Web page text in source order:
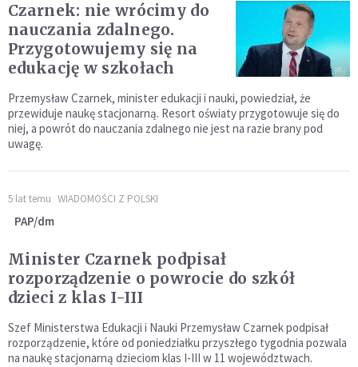
Czarnek: nie wrócimy do
nauczania zdalnego.
Przygotowujemy się na
edukację w szkołach
Przemysław Czarnek, minister edukacji i nauki, powiedział, że
przewiduje naukę stacjonarną. Resort oświaty przygotowuje się do
niej, a powrót do nauczania zdalnego nie jest na razie brany pod
uwagę.
5 lat temu WIADOMOŚCI Z POLSKI
PAP/dm
Minister Czarnek podpisał
rozporządzenie o powrocie do szkół
dzieci z klas I-III
Szef Ministerstwa Edukacji i Nauki Przemysław Czarnek podpisał
rozporządzenie, które od poniedziałku przyszłego tygodnia pozwala
na naukę stacjonarną dzieciom klas I-III w 11 województwach.